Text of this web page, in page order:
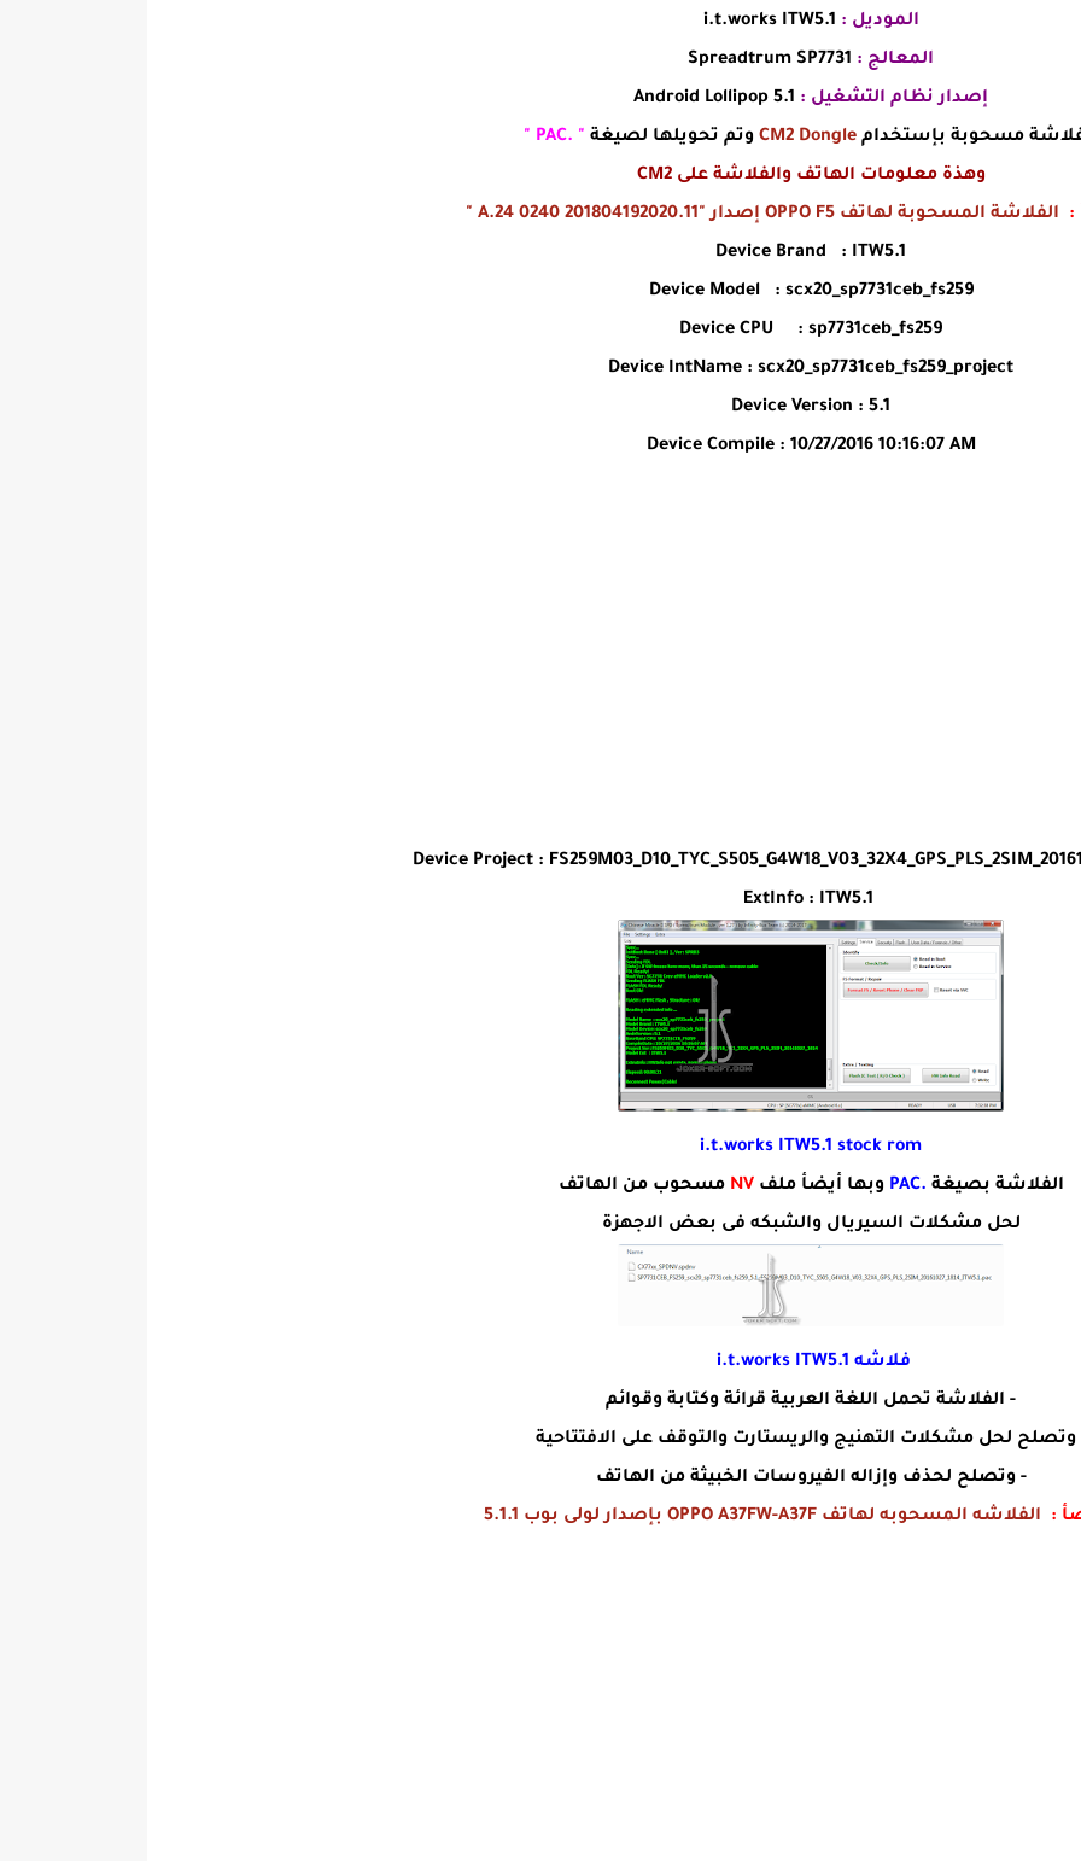
الموديل :
المعالج :
إصدار نظام التشغيل :
مسحوبة بإستخدام CM2 Dongle وتم تحويلها لصيغة " .PAC "
وهذة معلومات الهاتف والفلاشة على CM2
: الفلاشة المسحوبة لهاتف OPPO F5 إصدار "11.A.24 0240 201804192020 "
Device Brand : ITW5.1
Device Model : scx20_sp7731ceb_fs259
Device CPU : sp7731ceb_fs259
Device IntName : scx20_sp7731ceb_fs259_project
Device Version : 5.1
Device Compile : 10/27/2016 10:16:07 AM
Device Project :
i.t.works ITW5.1 stock rom
الفلاشة بصيغة .PAC وبها أيضأ ملفNV مسحوب من الهاتف
لحل مشكلات السيريال والشبكه فى بعض الاجهزة
فلاشه i.t.works ITW5.1
- الفلاشة تحمل اللغة العربية قرائة وكتابة وقوائم
وتصلح لحل مشكلات التهنيج والريستارت والتوقف على الافتتاحية
- وتصلح لحذف وإزاله الفيروسات الخبيثة من الهاتف
: الفلاشه المسحوبه لهاتف OPPO A37FW-A37F بإصدار لولى بوب 5.1.1